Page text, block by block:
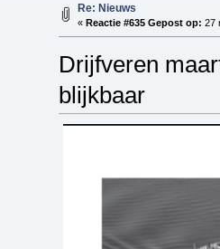
Re: Nieuws
« Reactie #635 Gepost op: 27
Drijfveren
blijkbaar